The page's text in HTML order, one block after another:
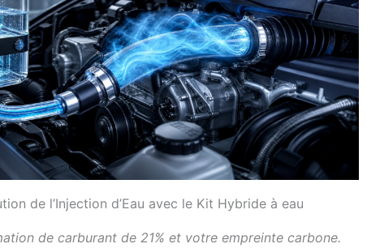
de l’Injection d’Eau avec le Kit Hybride à eau
de carburant de 21% et votre empreinte carbone.